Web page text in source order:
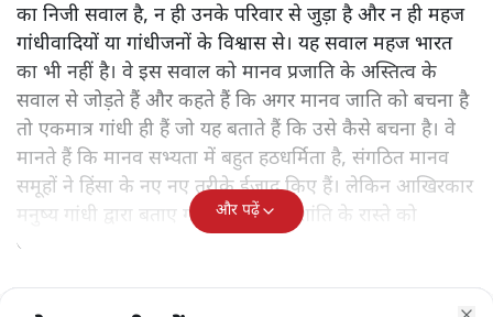
का निजी सवाल है, न ही उनके परिवार से जुड़ा है और न ही महज
गांधीवादियों या गांधीजनों के विश्वास से। यह सवाल महज भारत
का भी नहीं है। वे इस सवाल को मानव प्रजाति के अस्तित्व के
सवाल से जोड़ते हैं और कहते हैं कि अगर मानव जाति को बचना है
तो एकमात्र गांधी ही हैं जो यह बताते हैं कि उसे कैसे बचना है। वे
मानते हैं कि मानव सभ्यता में बहुत हठधर्मिता है, संगठित मानव
समूहों ने हिंसा के नए नए तरीके ईजाद किए हैं। लेकिन आखिरकार
मनुष्य गांधी द्वारा बताए गए अहिंसा और शांति के रास्ते को
अपनाएगा।
और पढ़ें